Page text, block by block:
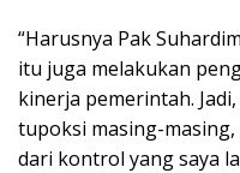
“Harusnya Pak
itu juga melakukan
kinerja pemerintah.
tupoksi masing-
dari kontrol yang saya